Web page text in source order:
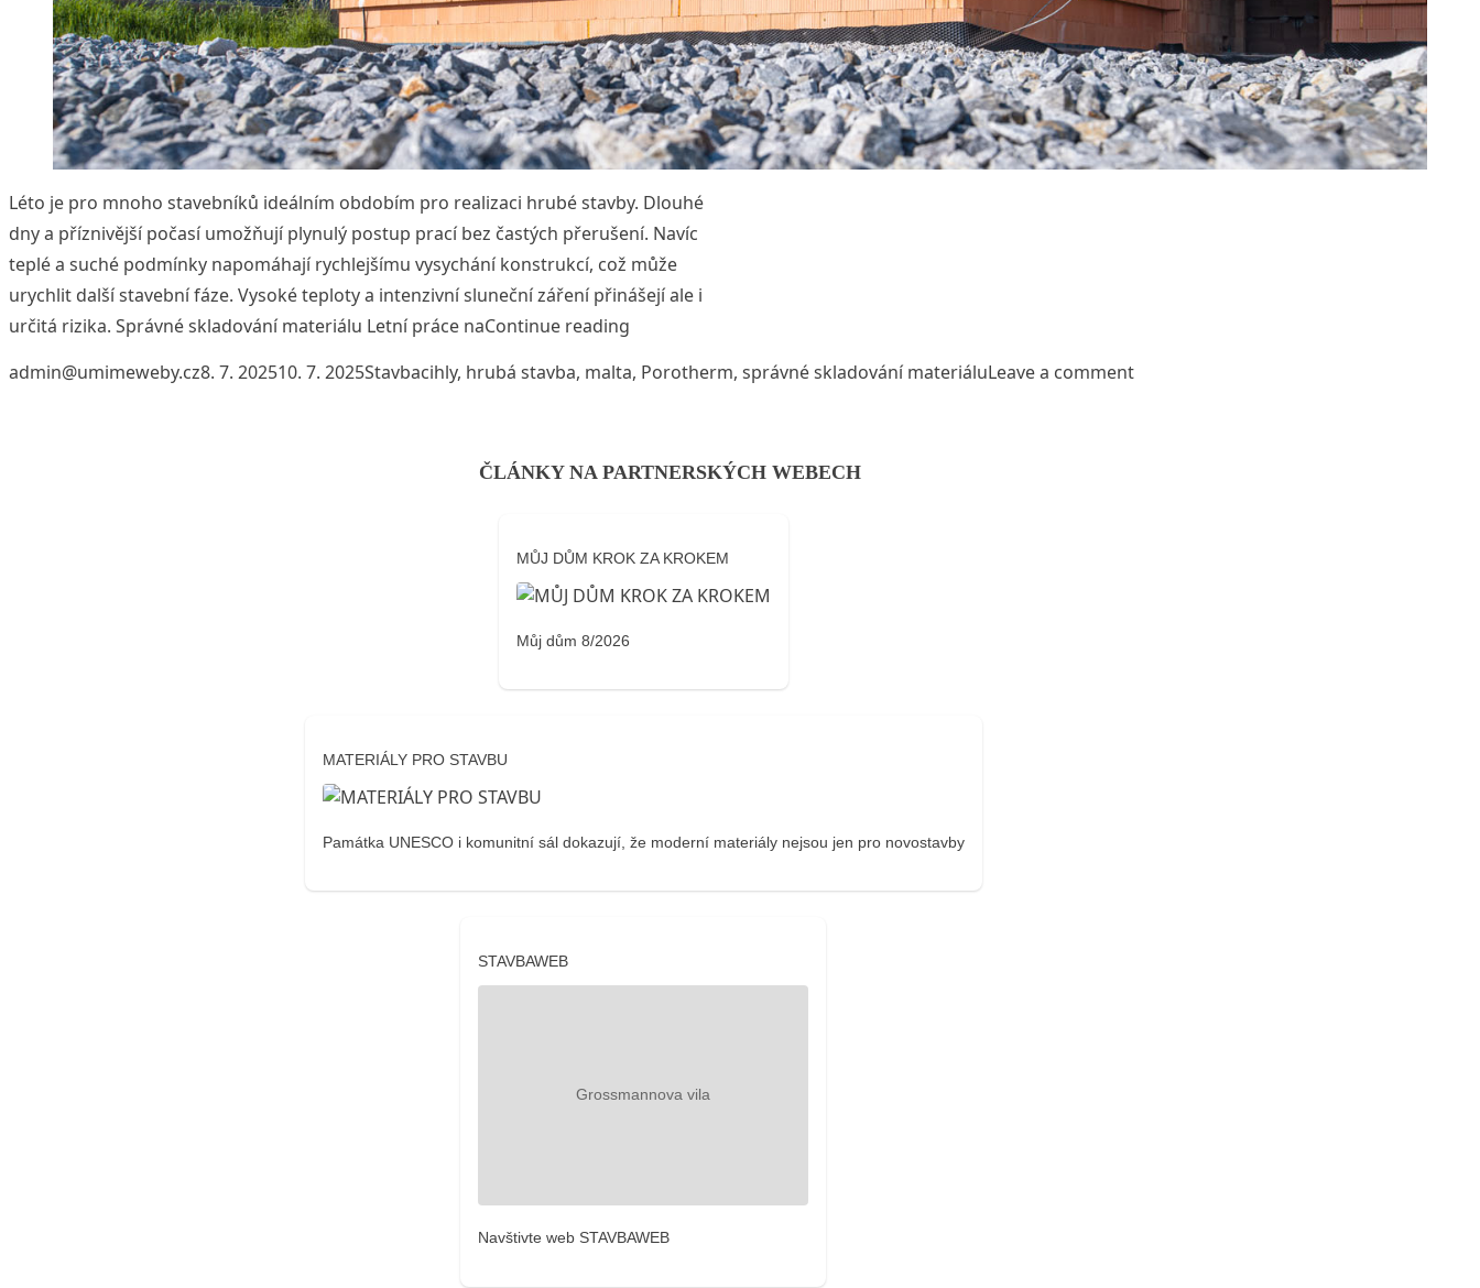
Léto je pro mnoho stavebníků ideálním obdobím pro realizaci hrubé stavby. Dlouhé
dny a příznivější počasí umožňují plynulý postup prací bez častých přerušení. Navíc
teplé a suché podmínky napomáhají rychlejšímu vysychání konstrukcí, což může
urychlit další stavební fáze. Vysoké teploty a intenzivní sluneční záření přinášejí ale i
určitá rizika. Správné skladování materiálu Letní práce naContinue reading
Posted by
admin@umimeweby.cz8. 7. 202510. 7. 2025Posted in
StavbaTags:
cihly, hrubá stavba, malta, Porotherm, správné skladování materiáluLeave a commenton V létě na stavbě: Co (ne)dělat s
ČLÁNKY NA PARTNERSKÝCH WEBECH
MŮJ DŮM KROK ZA KROKEM
Můj dům 8/2026
MATERIÁLY PRO STAVBU
Památka UNESCO i komunitní sál dokazují, že moderní materiály nejsou jen pro novostavby
STAVBAWEB
Navštivte web STAVBAWEB